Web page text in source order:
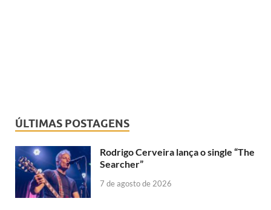
ÚLTIMAS POSTAGENS
Rodrigo Cerveira lança o single “The
Searcher”
7 de agosto de 2026